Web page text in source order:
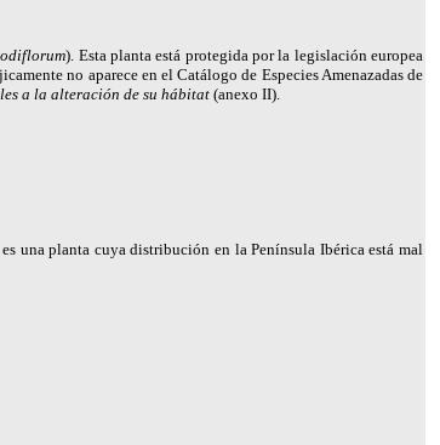
). Esta planta está protegida por la legislación europea
no aparece en el Catálogo de Especies Amenazadas de
a la alteración de su hábitat(anexo II).
una planta cuya distribución en la Península Ibérica está mal